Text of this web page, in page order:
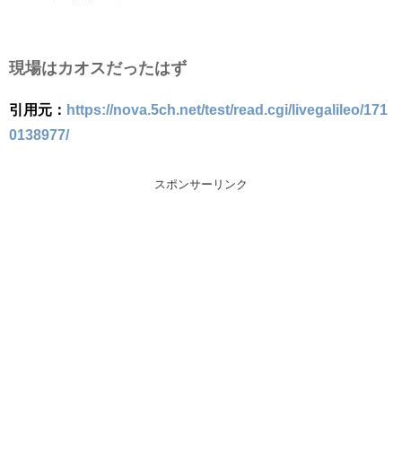
現場はカオスだったはず
引用元： https://nova.5ch.net/test/read.cgi/livegalileo/171
0138977/
スポンサーリンク